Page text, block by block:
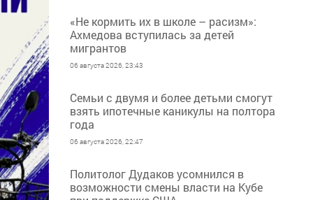
«Не кормить их в школе – расизм»:
Ахмедова вступилась за детей
мигрантов
06 августа 2026, 23:43
Семьи с двумя и более детьми смогут
взять ипотечные каникулы на полтора
года
06 августа 2026, 22:47
Политолог Дудаков усомнился в
возможности смены власти на Кубе